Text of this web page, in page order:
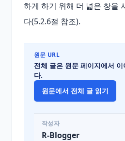
하게 하기 위해 더 넓은 창을
다(5.2.6절 참조).
원문 URL
전체 글은 원문 페이지에서
다.
원문에서 전체 글 읽기
작성자
R-Blogger